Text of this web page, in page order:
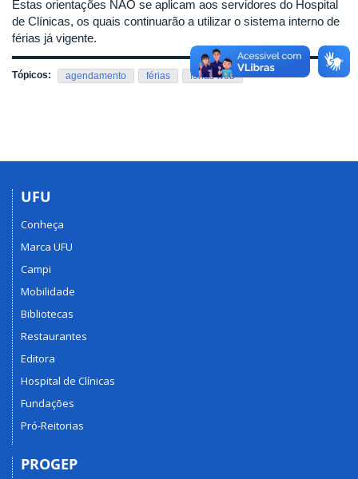
Estas orientações NÃO se aplicam aos servidores do Hospital
de Clínicas, os quais continuarão a utilizar o sistema interno de
férias já vigente.
Tópicos: agendamento férias férias web
UFU
Conheça
Marca UFU
Campi
Mobilidade
Bibliotecas
Restaurantes
Editora
Hospital de Clínicas
Fundações
Pró-Reitorias
PROGEP